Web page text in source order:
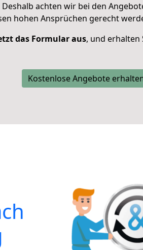
Deshalb achten wir bei den
hohen Ansprüchen gerecht
das Formular aus, und erhalten
Kostenlose Angebote